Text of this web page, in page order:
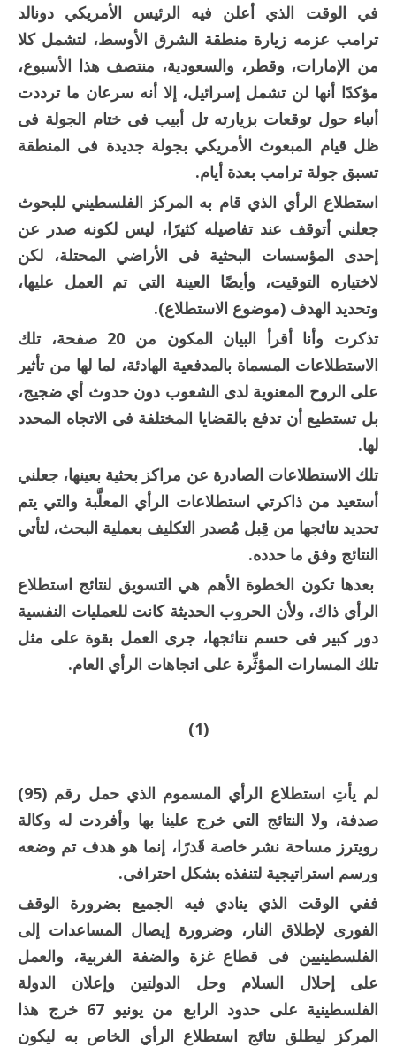
في الوقت الذي أعلن فيه الرئيس الأمريكي دونالد
ترامب عزمه زيارة منطقة الشرق الأوسط، لتشمل كلا
من الإمارات، وقطر، والسعودية، منتصف هذا الأسبوع،
مؤكدًا أنها لن تشمل إسرائيل، إلا أنه سرعان ما ترددت
أنباء حول توقعات بزيارته تل أبيب فى ختام الجولة فى
ظل قيام المبعوث الأمريكي بجولة جديدة فى المنطقة
تسبق جولة ترامب بعدة أيام.
استطلاع الرأي الذي قام به المركز الفلسطيني للبحوث
جعلني أتوقف عند تفاصيله كثيرًا، ليس لكونه صدر عن
إحدى المؤسسات البحثية فى الأراضي المحتلة، لكن
لاختياره التوقيت، وأيضًا العينة التي تم العمل عليها،
وتحديد الهدف (موضوع الاستطلاع).
تذكرت وأنا أقرأ البيان المكون من 20 صفحة، تلك
الاستطلاعات المسماة بالمدفعية الهادئة، لما لها من تأثير
على الروح المعنوية لدى الشعوب دون حدوث أي ضجيج،
بل تستطيع أن تدفع بالقضايا المختلفة فى الاتجاه المحدد
لها.
تلك الاستطلاعات الصادرة عن مراكز بحثية بعينها، جعلني
أستعيد من ذاكرتي استطلاعات الرأي المعلَّبة والتي يتم
تحديد نتائجها من قِبل مُصدر التكليف بعملية البحث، لتأتي
النتائج وفق ما حدده.
بعدها تكون الخطوة الأهم هي التسويق لنتائج استطلاع
الرأي ذاك، ولأن الحروب الحديثة كانت للعمليات النفسية
دور كبير فى حسم نتائجها، جرى العمل بقوة على مثل
تلك المسارات المؤثِّرة على اتجاهات الرأي العام.
لم يأتِ استطلاع الرأي المسموم الذي حمل رقم (95)
صدفة، ولا النتائج التي خرج علينا بها وأفردت له وكالة
رويترز مساحة نشر خاصة قَدرًا، إنما هو هدف تم وضعه
ورسم استراتيجية لتنفذه بشكل احترافى.
ففي الوقت الذي ينادي فيه الجميع بضرورة الوقف
الفورى لإطلاق النار، وضرورة إيصال المساعدات إلى
الفلسطينيين فى قطاع غزة والضفة الغربية، والعمل
على إحلال السلام وحل الدولتين وإعلان الدولة
الفلسطينية على حدود الرابع من يونيو 67 خرج هذا
المركز ليطلق نتائج استطلاع الرأي الخاص به ليكون